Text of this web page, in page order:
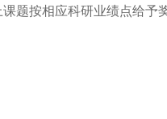
题按相应科研业绩点给予